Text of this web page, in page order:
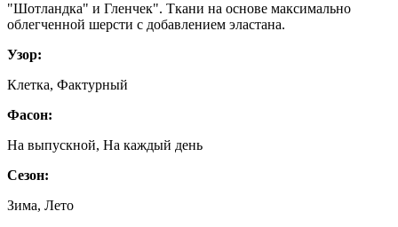
"Шотландка" и Гленчек". Ткани на основе максимально
облегченной шерсти с добавлением эластана.
Узор:
Клетка, Фактурный
Фасон:
На выпускной, На каждый день
Сезон:
Зима, Лето